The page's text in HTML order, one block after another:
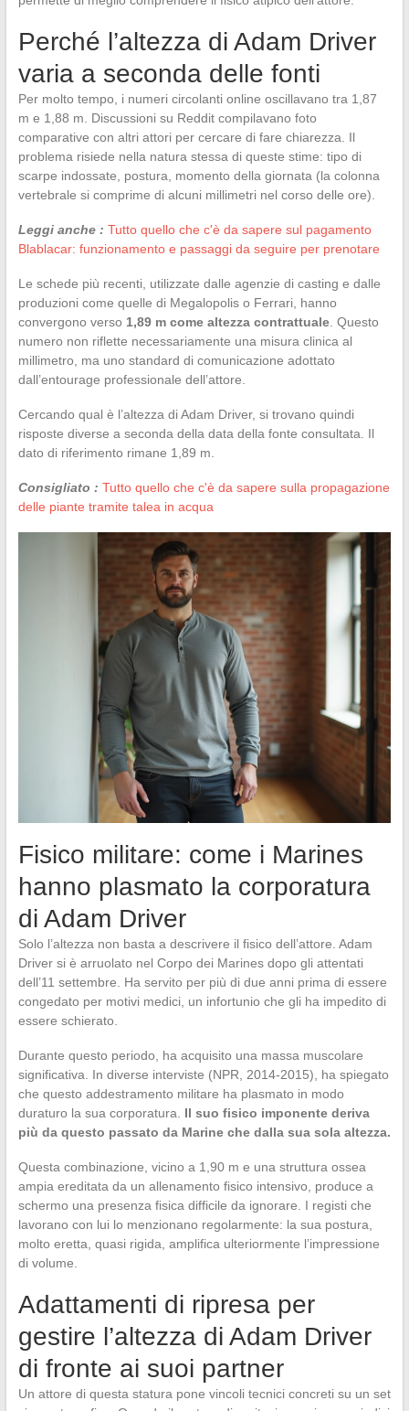
Perché l’altezza di Adam Driver
varia a seconda delle fonti
Per molto tempo, i numeri circolanti online oscillavano tra 1,87
m e 1,88 m. Discussioni su Reddit compilavano foto
comparative con altri attori per cercare di fare chiarezza. Il
problema risiede nella natura stessa di queste stime: tipo di
scarpe indossate, postura, momento della giornata (la colonna
vertebrale si comprime di alcuni millimetri nel corso delle ore).
Leggi anche : Tutto quello che c'è da sapere sul pagamento
Blablacar: funzionamento e passaggi da seguire per prenotare
Le schede più recenti, utilizzate dalle agenzie di casting e dalle
produzioni come quelle di Megalopolis o Ferrari, hanno
convergono verso 1,89 m come altezza contrattuale. Questo
numero non riflette necessariamente una misura clinica al
millimetro, ma uno standard di comunicazione adottato
dall’entourage professionale dell’attore.
Cercando qual è l’altezza di Adam Driver, si trovano quindi
risposte diverse a seconda della data della fonte consultata. Il
dato di riferimento rimane 1,89 m.
Consigliato : Tutto quello che c'è da sapere sulla propagazione
delle piante tramite talea in acqua
Fisico militare: come i Marines
hanno plasmato la corporatura
di Adam Driver
Solo l’altezza non basta a descrivere il fisico dell’attore. Adam
Driver si è arruolato nel Corpo dei Marines dopo gli attentati
dell’11 settembre. Ha servito per più di due anni prima di essere
congedato per motivi medici, un infortunio che gli ha impedito di
essere schierato.
Durante questo periodo, ha acquisito una massa muscolare
significativa. In diverse interviste (NPR, 2014-2015), ha spiegato
che questo addestramento militare ha plasmato in modo
duraturo la sua corporatura. Il suo fisico imponente deriva
più da questo passato da Marine che dalla sua sola altezza.
Questa combinazione, vicino a 1,90 m e una struttura ossea
ampia ereditata da un allenamento fisico intensivo, produce a
schermo una presenza fisica difficile da ignorare. I registi che
lavorano con lui lo menzionano regolarmente: la sua postura,
molto eretta, quasi rigida, amplifica ulteriormente l’impressione
di volume.
Adattamenti di ripresa per
gestire l’altezza di Adam Driver
di fronte ai suoi partner
Un attore di questa statura pone vincoli tecnici concreti su un set